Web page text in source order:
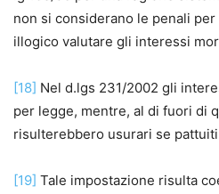
non si considerano le penali per
illogico valutare gli interessi
[18] Nel d.lgs 231/2002 gli
per legge, mentre, al di fuori di
risulterebbero usurari se
[19] Tale impostazione risulta